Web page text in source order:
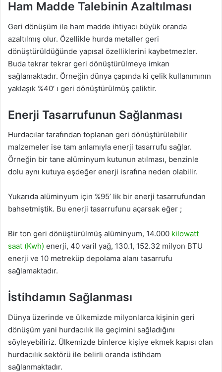
Ham Madde Talebinin Azaltılması
Geri dönüşüm ile ham madde ihtiyacı büyük oranda
azaltılmış olur. Özellikle hurda metaller geri
dönüştürüldüğünde yapısal özelliklerini kaybetmezler.
Buda tekrar tekrar geri dönüştürülmeye imkan
sağlamaktadır. Örneğin dünya çapında ki çelik kullanımının
yaklaşık %40′ ı geri dönüştürülmüş çeliktir.
Enerji Tasarrufunun Sağlanması
Hurdacılar tarafından toplanan geri dönüştürülebilir
malzemeler ise tam anlamıyla enerji tasarrufu sağlar.
Örneğin bir tane alüminyum kutunun atılması, benzinle
dolu aynı kutuya eşdeğer enerji israfına neden olabilir.
Yukarıda alüminyum için %95’ lik bir enerji tasarrufundan
bahsetmiştik. Bu enerji tasarrufunu açarsak eğer ;
Bir ton geri dönüştürülmüş alüminyum, 14.000 kilowatt
saat (Kwh) enerji, 40 varil yağ, 130.1, 152.32 milyon BTU
enerji ve 10 metreküp depolama alanı tasarrufu
sağlamaktadır.
İstihdamın Sağlanması
Dünya üzerinde ve ülkemizde milyonlarca kişinin geri
dönüşüm yani hurdacılık ile geçimini sağladığını
söyleyebiliriz. Ülkemizde binlerce kişiye ekmek kapısı olan
hurdacılık sektörü ile belirli oranda istihdam
sağlanmaktadır.